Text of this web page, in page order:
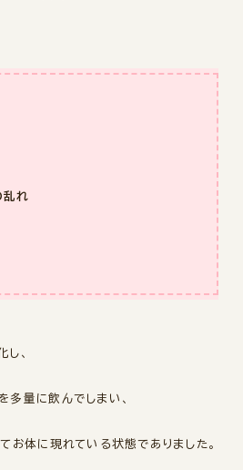
乱れ
、
多量に飲んでしまい、
お体に現れている状態でありました。